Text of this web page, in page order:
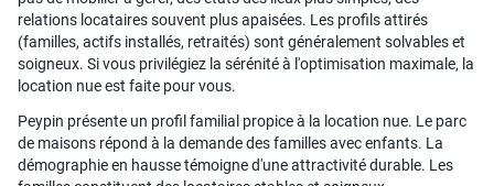
relations locataires souvent plus apaisées. Les profils attirés
(familles, actifs installés, retraités) sont généralement solvables et
soigneux. Si vous privilégiez la sérénité à l'optimisation maximale, la
location nue est faite pour vous.
Peypin présente un profil familial propice à la location nue. Le parc
de maisons répond à la demande des familles avec enfants. La
démographie en hausse témoigne d'une attractivité durable. Les